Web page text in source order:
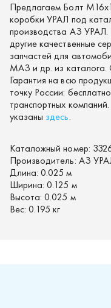
Предлагаем Болт
коробки УРАЛ под
производства АЗ
другие качественные
запчастей для
МАЗ и др. из каталога.
Гарантия на всю
точку России:
транспортных
указаны здесь.
Каталожный номер:
Производитель: АЗ
Длина: 0.025 м
Ширина: 0.125 м
Высота: 0.025 м
Вес: 0.195 кг